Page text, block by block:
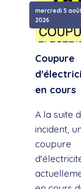
mercredi 5
2026
Coupure
en cours
A la suite
incident,
coupure